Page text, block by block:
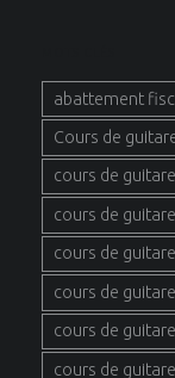
abattement
Cours de
cours de
cours de
cours de
cours de
cours de
cours de